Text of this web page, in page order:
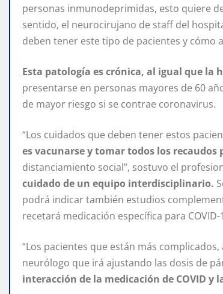
personas inmunodeprimidas, esto quiere
sentido, el neurocirujano de staff del
deben tener este tipo de pacientes y cómo
Esta patología es crónica, al igual que la
presentarse en personas mayores de 60
de mayor riesgo si se contrae coronavirus.
“Los cuidados que deben tener estos
es vacunarse y tomar todos los recaudos
distanciamiento social”, sostuvo el
cuidado de un equipo interdisciplinario.
podrá indicar también estudios
recetará medicación específica para COVID-
“Los pacientes que están más
neurólogo que irá ajustando las dosis de
interacción de la medicación de COVID